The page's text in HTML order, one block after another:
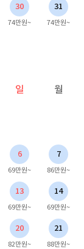
30
74만원~
31
74만원~
일 월
6
69만원~
7
86만원~
13
69만원~
14
69만원~
20
82만원~
21
88만원~